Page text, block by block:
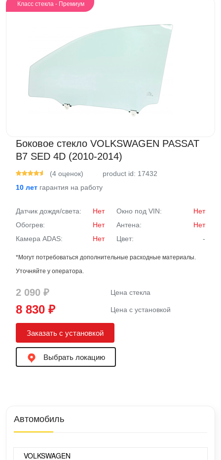
Класс стекла - Премиум
Боковое стекло VOLKSWAGEN PASSAT
B7 SED 4D (2010-2014)
(4 оценок)
product id: 17432
10 лет гарантия на работу
Датчик дождя/света: Нет Окно под VIN:
Нет
Обогрев:
Нет Антена:
Нет
Камера ADAS:
Нет Цвет: -
*Могут потребоваться дополнительные расходные материалы.
Уточняйте у оператора.
2 090 ₽ Цена стекла
8 830 ₽ Цена с установкой
Заказать с установкой
Выбрать локацию
Автомобиль